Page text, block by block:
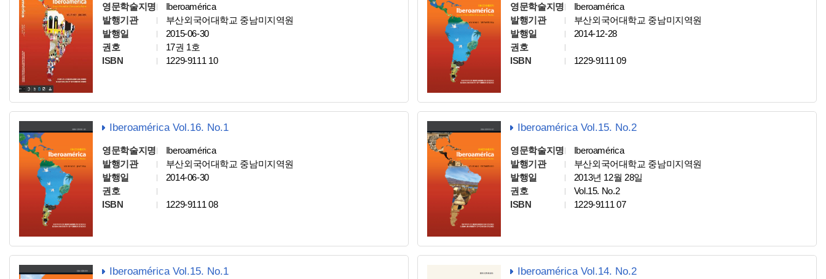
영문학술지명
Iberoamérica
발행기관
부산외국어대학교 중남미지역원
발행일
2015-06-30
권호
17권 1호
ISBN
1229-9111 10
영문학술지명
Iberoamérica
발행기관
부산외국어대학교 중남미지역원
발행일
2014-12-28
권호
ISBN
1229-9111 09
Iberoamérica Vol.16. No.1
영문학술지명
Iberoamérica
발행기관
부산외국어대학교 중남미지역원
발행일
2014-06-30
권호
ISBN
1229-9111 08
Iberoamérica Vol.15. No.2
영문학술지명
Iberoamérica
발행기관
부산외국어대학교 중남미지역원
발행일
2013년 12월 28일
권호
Vol.15. No.2
ISBN
1229-9111 07
Iberoamérica Vol.15. No.1 Iberoamérica Vol.14. No.2